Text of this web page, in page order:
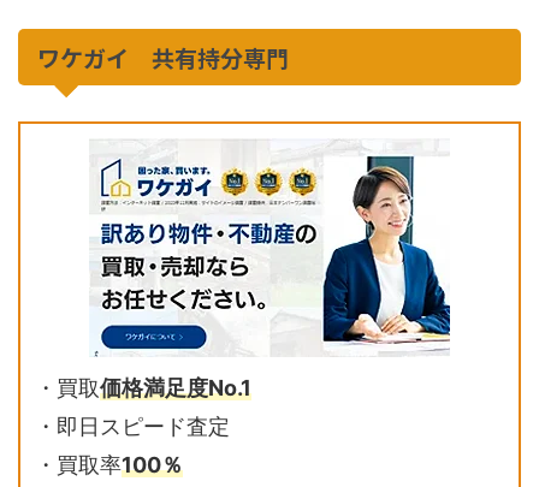
ワケガイ 共有持分専門
・買取価格満足度No.1
・即日スピード査定
・買取率100％